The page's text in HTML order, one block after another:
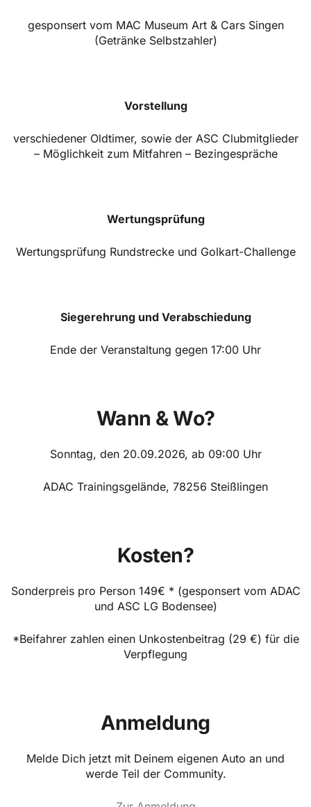
gesponsert vom MAC Museum Art & Cars Singen
(Getränke Selbstzahler)
Vorstellung
verschiedener Oldtimer, sowie der ASC Clubmitglieder
– Möglichkeit zum Mitfahren – Bezingespräche
Wertungsprüfung
Wertungsprüfung Rundstrecke und Golkart-Challenge
Siegerehrung und Verabschiedung
Ende der Veranstaltung gegen 17:00 Uhr
Wann & Wo?
Sonntag, den 20.09.2026, ab 09:00 Uhr
ADAC Trainingsgelände, 78256 Steißlingen
Kosten?
Sonderpreis pro Person 149€ * (gesponsert vom ADAC
und ASC LG Bodensee)
*Beifahrer zahlen einen Unkostenbeitrag (29 €) für die
Verpflegung
Anmeldung
Melde Dich jetzt mit Deinem eigenen Auto an und
werde Teil der Community.